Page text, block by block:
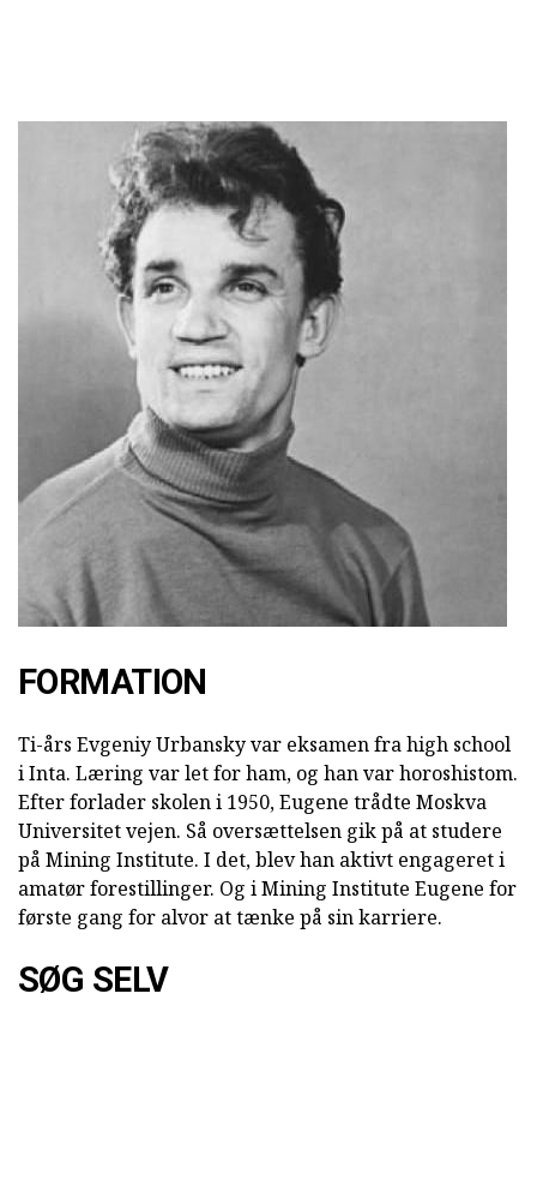
FORMATION
Ti-års Evgeniy Urbansky var eksamen fra high school
i Inta. Læring var let for ham, og han var horoshistom.
Efter forlader skolen i 1950, Eugene trådte Moskva
Universitet vejen. Så oversættelsen gik på at studere
på Mining Institute. I det, blev han aktivt engageret i
amatør forestillinger. Og i Mining Institute Eugene for
første gang for alvor at tænke på sin karriere.
SØG SELV